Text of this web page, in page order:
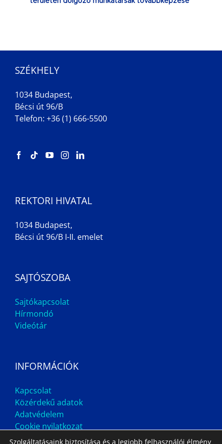
SZÉKHELY
1034 Budapest,
Bécsi út 96/B
Telefon: +36 (1) 666-5500
REKTORI HIVATAL
1034 Budapest,
Bécsi út 96/B I-II. emelet
SAJTÓSZOBA
Sajtókapcsolat
Hírmondó
Videótár
INFORMÁCIÓK
Kapcsolat
Közérdekű adatok
Adatvédelem
Cookie nyilatkozat
Szolgáltatásaink biztosítása és a legjobb felhasználói élmény